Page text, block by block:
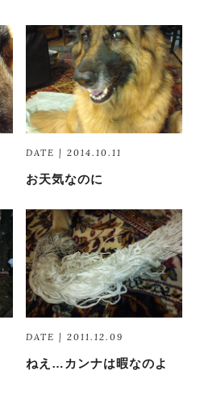
DATE | 2014.10.11
お天気なのに
DATE | 2011.12.09
ねえ…カンナは暇なのよ